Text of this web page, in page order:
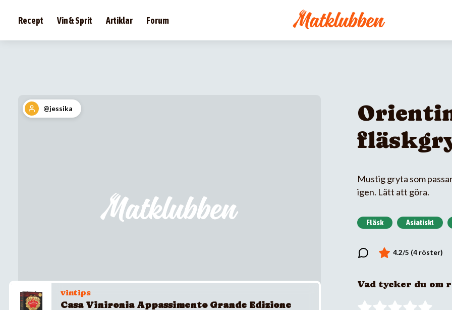
Recept Vin & Sprit Artiklar Forum
@jessika
vintips
Casa Vinironia Appassimento Grande Edizione
Mustig gryta som
igen. Lätt att göra.
Fläsk Asiatiskt
Vad tycker du om